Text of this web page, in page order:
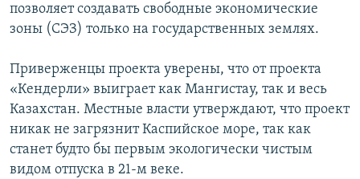
позволяет создавать свободные экономические
зоны (СЭЗ) только на государственных землях.
Приверженцы проекта уверены, что от проекта
«Кендерли» выиграет как Мангистау, так и весь
Казахстан. Местные власти утверждают, что проект
никак не загрязнит Каспийское море, так как
станет будто бы первым экологически чистым
видом отпуска в 21-м веке.